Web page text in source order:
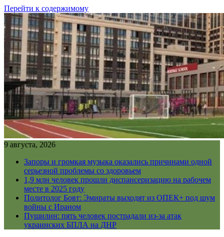
Перейти к содержимому
9 августа, 2026
Запоры и громкая музыка оказались причинами одной
серьезной проблемы со здоровьем
1,9 млн человек прошли диспансеризацию на рабочем
месте в 2025 году
Политолог Бовт: Эмираты выходят из ОПЕК+ под шум
войны с Ираном
Пушилин: пять человек пострадали из-за атак
украинских БПЛА на ДНР